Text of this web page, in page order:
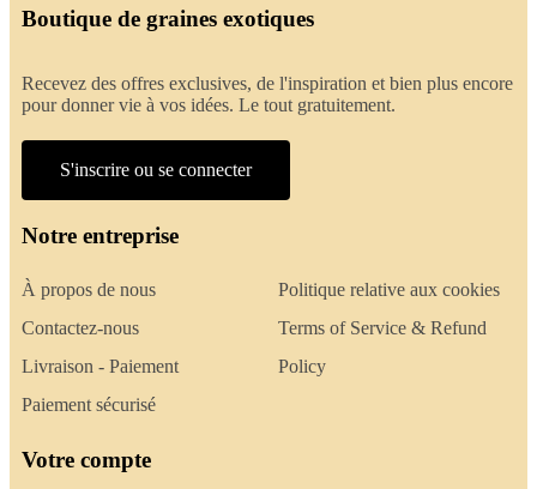
Boutique de graines exotiques
Recevez des offres exclusives, de l'inspiration et bien plus encore
pour donner vie à vos idées. Le tout gratuitement.
S'inscrire ou se connecter
Notre entreprise
À propos de nous
Contactez-nous
Livraison - Paiement
Paiement sécurisé
Politique relative aux cookies
Terms of Service & Refund
Policy
Votre compte